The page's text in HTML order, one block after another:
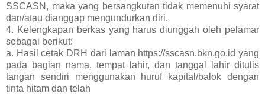
SSCASN, maka yang bersangkutan tidak memenuhi syarat
dan/atau dianggap mengundurkan diri.
4. Kelengkapan berkas yang harus diunggah oleh pelamar
sebagai berikut:
a. Hasil cetak DRH dari laman https://sscasn.bkn.go.id yang
pada bagian nama, tempat lahir, dan tanggal lahir ditulis
tangan sendiri menggunakan huruf kapital/balok dengan
tinta hitam dan telah